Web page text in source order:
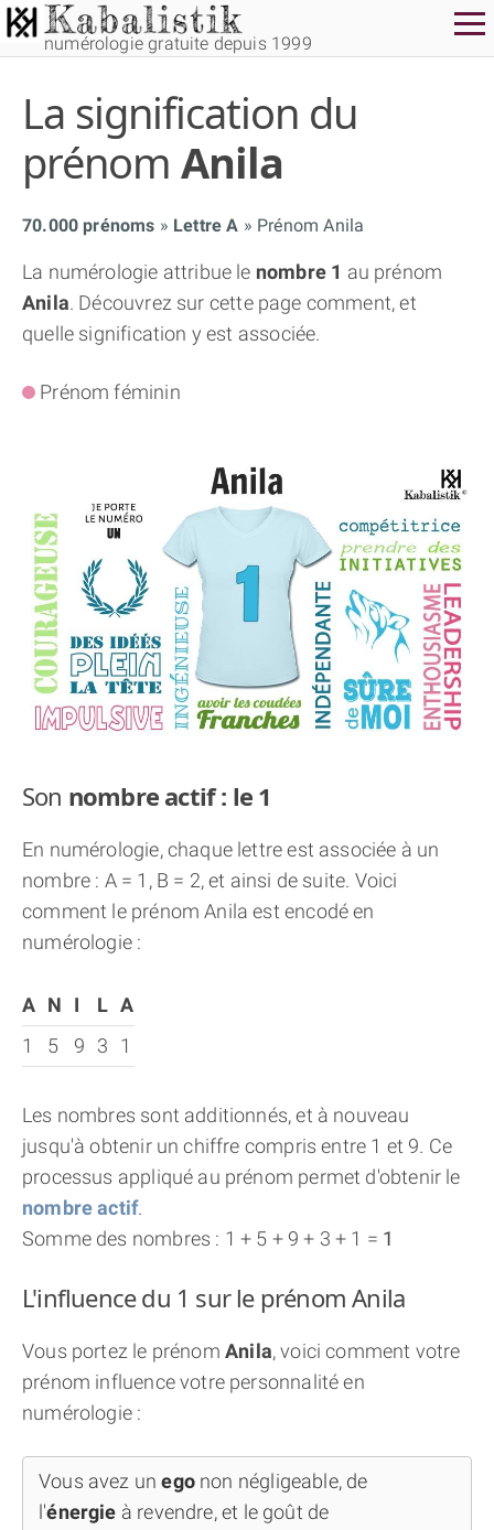
numérologie gratuite depuis 1999
La signification du
prénom Anila
70.000 prénoms Lettre A Prénom Anila
La numérologie attribue le nombre 1 au prénom
Anila. Découvrez sur cette page comment, et
quelle signification y est associée.
Prénom féminin
Son nombre actif : le 1
En numérologie, chaque lettre est associée à un
nombre : A = 1, B = 2, et ainsi de suite. Voici
comment le prénom Anila est encodé en
numérologie :
A N I L A
1
5 9 3 1
Les nombres sont additionnés, et à nouveau
jusqu'à obtenir un chiffre compris entre 1 et 9. Ce
processus appliqué au prénom permet d'obtenir le
nombre actif.
Somme des nombres : 1 + 5 + 9 + 3 + 1 = 1
L'influence du 1 sur le prénom Anila
Vous portez le prénom Anila, voici comment votre
prénom influence votre personnalité en
numérologie :
Vous avez un ego non négligeable, de
l'énergie à revendre, et le goût de
THÈME GRATUIT
THÈME NUMÉROLOGIQUE APPROFONDI
THÈME TEMPOREL
THÈME « DOUBLE JE »
APPRENDRE LA NUMÉROLOGIE
EXPLORER LA NUMÉROLOGIE
70.000 PRÉNOMS
(À PROPOS)